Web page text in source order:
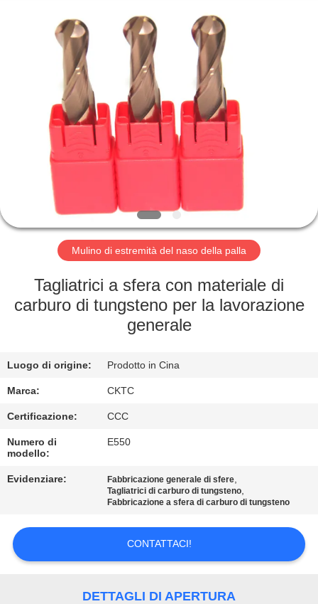
PRODOTTI
CIRCA
GIRO
DELLA
FABBRICA
CONTROLLO
QUALITÀ
CONTATTICI
RICHIEDA
UNA
CITAZIONE
MAPPA
Mulino di estremità del naso della palla
Tagliatrici a sfera con materiale di
carburo di tungsteno per la lavorazione
generale
Luogo di origine: Prodotto in Cina
Marca: CKTC
Certificazione: CCC
Numero di
modello:
E550
Evidenziare: Fabbricazione generale di sfere,
Tagliatrici di carburo di tungsteno,
Fabbricazione a sfera di carburo di tungsteno
CONTATTACI!
DETTAGLI DI APERTURA